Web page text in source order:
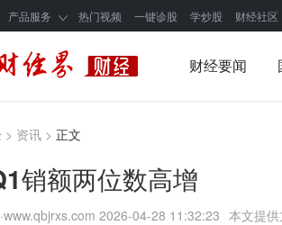
产品服务 热门视频 一键诊股 学炒股 财经社区
财经要闻
> 资讯 > 正文
销额两位数高增
2026-04-28 11:32:23 本文提